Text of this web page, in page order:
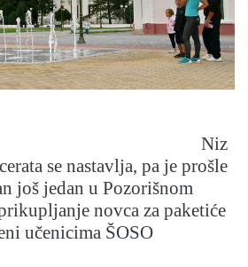
Niz
se nastavlja, pa je prošle
još jedan u Pozorišnom
novca za paketiće
učenicima ŠOSO